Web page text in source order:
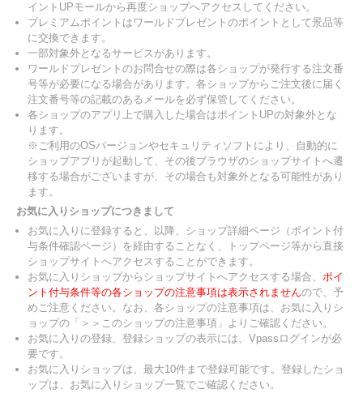
イントUPモールから再度ショップへアクセスしてください。
プレミアムポイントはワールドプレゼントのポイントとして景品等
に交換できます。
一部対象外となるサービスがあります。
ワールドプレゼントのお問合せの際は各ショップが発行する注文番
号等が必要になる場合があります。各ショップからご注文後に届く
注文番号等の記載のあるメールを必ず保管してください。
各ショップのアプリ上で購入した場合はポイントUPの対象外とな
ります。
※ご利用のOSバージョンやセキュリティソフトにより、自動的に
ショップアプリが起動して、その後ブラウザのショップサイトへ遷
移する場合がございますが、その場合も対象外となる可能性があり
ます。
お気に入りショップにつきまして
お気に入りに登録すると、以降、ショップ詳細ページ（ポイント付
与条件確認ページ）を経由することなく、トップページ等から直接
ショップサイトへアクセスすることができます。
お気に入りショップからショップサイトへアクセスする場合、 ポイ
ント付与条件等の各ショップの注意事項は表示されませんので、予
めご注意ください。なお、各ショップの注意事項は、お気に入りシ
ョップの「＞＞このショップの注意事項」よりご確認ください。
お気に入りの登録、登録ショップの表示には、Vpassログインが必
要です。
お気に入りショップは、最大10件まで登録可能です。登録したショ
ップは、お気に入りショップ一覧でご確認ください。